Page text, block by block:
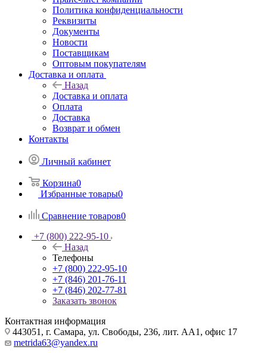
Политика конфиденциальности
Реквизиты
Документы
Новости
Поставщикам
Оптовым покупателям
Доставка и оплата
Назад
Доставка и оплата
Оплата
Доставка
Возврат и обмен
Контакты
Личный кабинет
Корзина0
Избранные товары0
Сравнение товаров0
+7 (800) 222-95-10
Назад
Телефоны
+7 (800) 222-95-10
+7 (846) 201-76-11
+7 (846) 202-77-81
Заказать звонок
Контактная информация
443051, г. Самара, ул. Свободы, 236, лит. АА1, офис 17
metrida63@yandex.ru